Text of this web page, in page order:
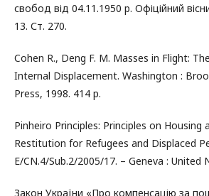
свобод від 04.11.1950 р. Офіційний
13. Ст. 270.
Cohen R., Deng F. M. Masses in Flight:
Internal Displacement. Washington :
Press, 1998. 414 p.
Pinheiro Principles: Principles on Housing
Restitution for Refugees and Displaced
E/CN.4/Sub.2/2005/17. – Geneva : United
Закон України «Про компенсацію за